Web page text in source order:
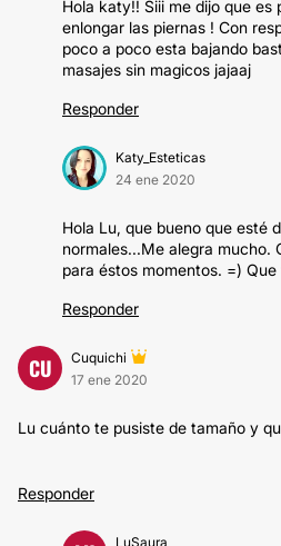
Hola katy!! Siii me dijo que es
enlongar las piernas ! Con
poco a poco esta bajando
masajes sin magicos jajaaj
Responder
Katy_Esteticas
24 ene 2020
Hola Lu, que bueno que esté
normales...Me alegra mucho.
para éstos momentos. =)
Responder
CU
Cuquichi
17 ene 2020
Lu cuánto te pusiste de tamaño y
Responder
LuSaura